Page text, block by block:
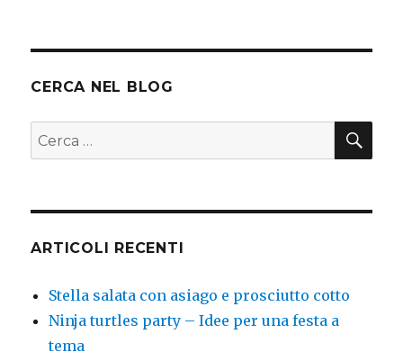
CERCA NEL BLOG
Cerca:
ARTICOLI RECENTI
Stella salata con asiago e prosciutto cotto
Ninja turtles party – Idee per una festa a
tema